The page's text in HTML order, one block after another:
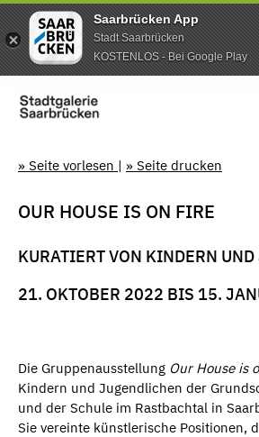
Saarbrücken App
Stadt Saarbrücken
KOSTENLOS - Bei Google Play
» Seite vorlesen | » Seite drucken
OUR HOUSE IS ON FIRE
KURATIERT VON KINDERN
21. OKTOBER 2022 BIS 15.
Die Gruppenausstellung Our House is
Kindern und Jugendlichen der
und der Schule im Rastbachtal in
Sie vereinte künstlerische Positionen,